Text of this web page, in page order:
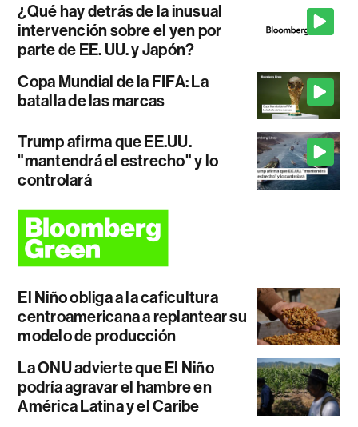
¿Qué hay detrás de la inusual
intervención sobre el yen por
parte de EE. UU. y Japón?
Copa Mundial de la FIFA: La
batalla de las marcas
Trump afirma que EE.UU.
"mantendrá el estrecho" y lo
controlará
El Niño obliga a la caficultura
centroamericana a replantear su
modelo de producción
La ONU advierte que El Niño
podría agravar el hambre en
América Latina y el Caribe